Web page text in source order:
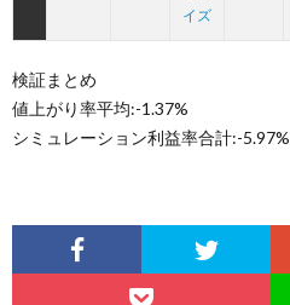
イズ
検証まとめ
値上がり率平均:-1.37%
シミュレーション利益率合計:-5.97%